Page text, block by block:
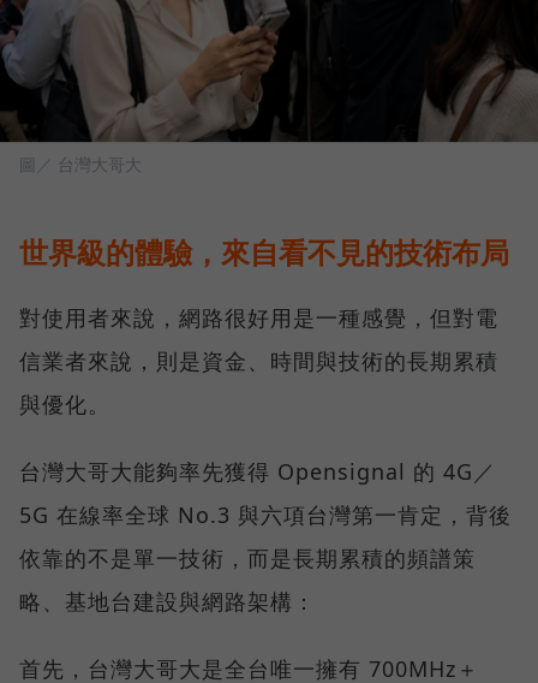
圖／ 台灣大哥大
世界級的體驗，來自看不見的技術布局
對使用者來說，網路很好用是一種感覺，但對電
信業者來說，則是資金、時間與技術的長期累積
與優化。
台灣大哥大能夠率先獲得 Opensignal 的 4G／
5G 在線率全球 No.3 與六項台灣第一肯定，背後
依靠的不是單一技術，而是長期累積的頻譜策
略、基地台建設與網路架構：
首先，台灣大哥大是全台唯一擁有 700MHz＋